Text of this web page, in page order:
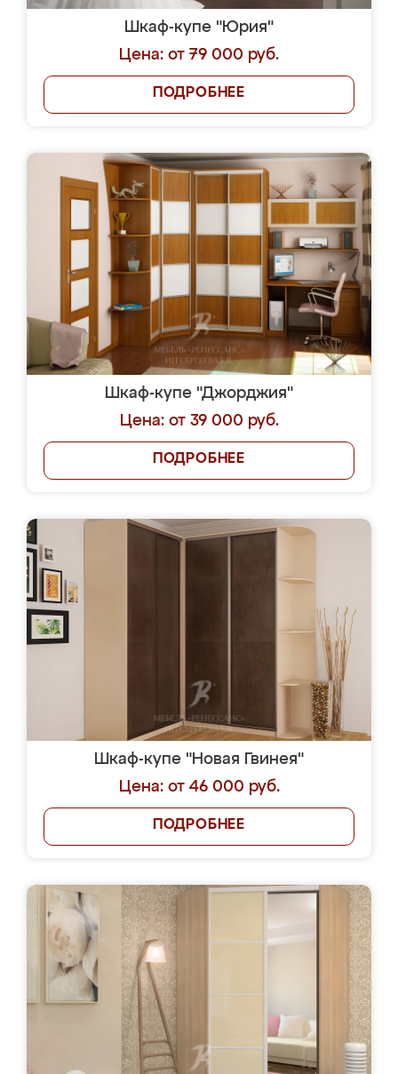
Шкаф-купе "Юрия"
Цена: от 79 000 руб.
ПОДРОБНЕЕ
Шкаф-купе "Джорджия"
Цена: от 39 000 руб.
ПОДРОБНЕЕ
Шкаф-купе "Новая Гвинея"
Цена: от 46 000 руб.
ПОДРОБНЕЕ